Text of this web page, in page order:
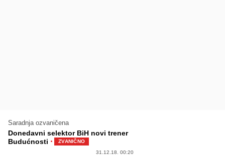
Saradnja ozvaničena
Donedavni selektor BiH novi trener
Budućnosti ·
ZVANIČNO
31.12.18. 00:20